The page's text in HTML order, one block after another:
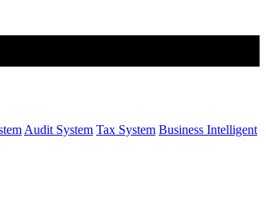
Audit System Tax System Business Intelligent